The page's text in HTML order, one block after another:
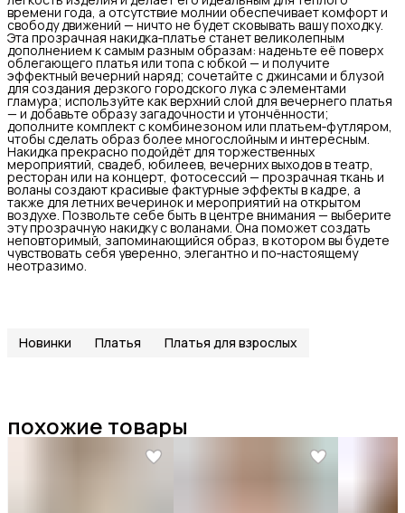
времени года, а отсутствие молнии обеспечивает комфорт и
свободу движений — ничто не будет сковывать вашу походку.
Эта прозрачная накидка‑платье станет великолепным
дополнением к самым разным образам: наденьте её поверх
облегающего платья или топа с юбкой — и получите
эффектный вечерний наряд; сочетайте с джинсами и блузой
для создания дерзкого городского лука с элементами
гламура; используйте как верхний слой для вечернего платья
— и добавьте образу загадочности и утончённости;
дополните комплект с комбинезоном или платьем‑футляром,
чтобы сделать образ более многослойным и интересным.
Накидка прекрасно подойдёт для торжественных
мероприятий, свадеб, юбилеев, вечерних выходов в театр,
ресторан или на концерт, фотосессий — прозрачная ткань и
воланы создают красивые фактурные эффекты в кадре, а
также для летних вечеринок и мероприятий на открытом
воздухе. Позвольте себе быть в центре внимания — выберите
эту прозрачную накидку с воланами. Она поможет создать
неповторимый, запоминающийся образ, в котором вы будете
чувствовать себя уверенно, элегантно и по‑настоящему
неотразимо.
Новинки Платья Платья для взрослых
похожие товары